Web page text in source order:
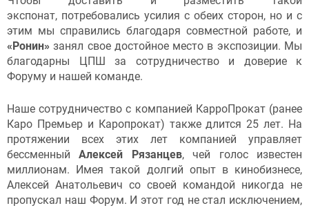
экспонат, потребовались усилия с обеих сторон, но и с
этим мы справились благодаря совместной работе, и
«Ронин» занял свое достойное место в экспозиции. Мы
благодарны ЦПШ за сотрудничество и доверие к
Форуму и нашей команде.
Наше сотрудничество с компанией КарроПрокат (ранее
Каро Премьер и Каропрокат) также длится 25 лет. На
протяжении всех этих лет компанией управляет
бессменныйАлексей Рязанцев, чей голос известен
миллионам. Имея такой долгий опыт в кинобизнесе,
Алексей Анатольевич со своей командой никогда не
пропускал наш Форум. И этот год не стал исключением,